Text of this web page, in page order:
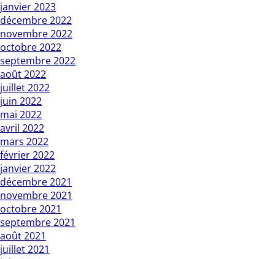
janvier 2023
décembre 2022
novembre 2022
octobre 2022
septembre 2022
août 2022
juillet 2022
juin 2022
mai 2022
avril 2022
mars 2022
février 2022
janvier 2022
décembre 2021
novembre 2021
octobre 2021
septembre 2021
août 2021
juillet 2021